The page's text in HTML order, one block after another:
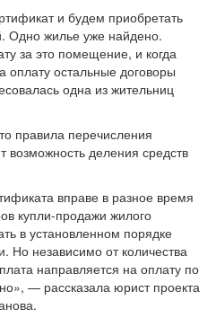
и будем приобретать
Одно жилье уже найдено.
за это помещение, и когда
оплату остальные договоры
одна из жительниц
правила перечисления
деления средств
вправе в разное время
купли-продажи жилого
в установленном порядке
Но независимо от количества
направляется на оплату по
— рассказала юрист проекта